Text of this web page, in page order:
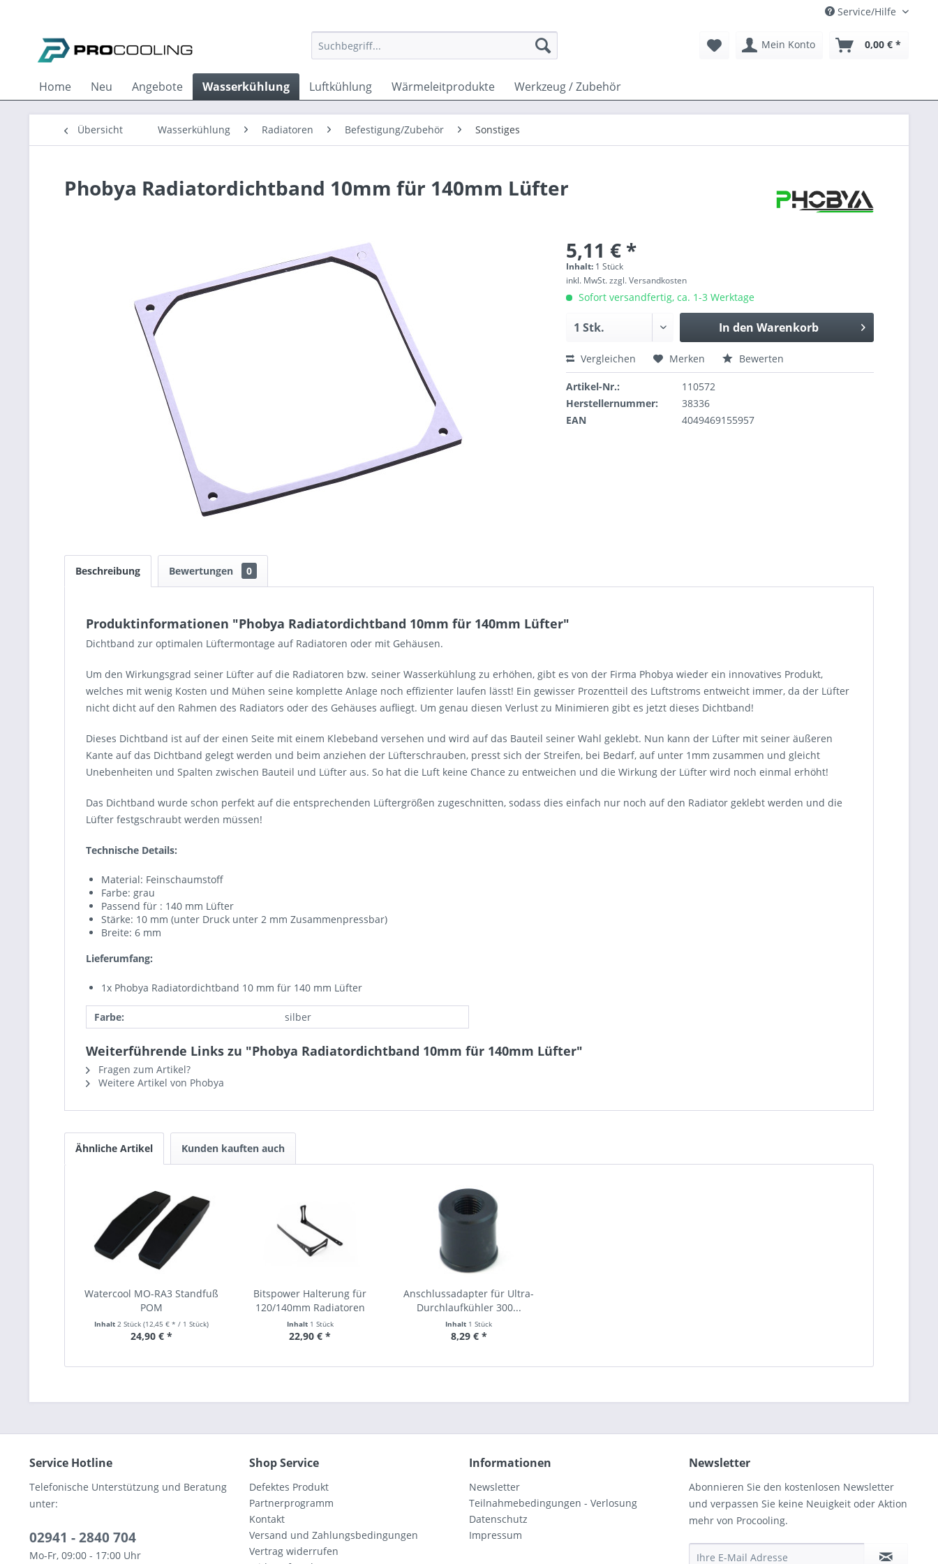
Service/Hilfe
Mein Konto 0,00 € *
Home Neu Angebote Wasserkühlung Luftkühlung Wärmeleitprodukte Werkzeug / Zubehör
Übersicht Wasserkühlung Radiatoren Befestigung/Zubehör Sonstiges
Phobya Radiatordichtband 10mm für 140mm Lüfter
5,11 € *
Inhalt: 1 Stück
inkl. MwSt.zzgl. Versandkosten
Sofort versandfertig, ca. 1-3 Werktage
In den Warenkorb
Vergleichen Merken Bewerten
Artikel-Nr.:
110572
Herstellernummer:
38336
EAN
4049469155957
Beschreibung Bewertungen 0
Produktinformationen "Phobya Radiatordichtband 10mm für 140mm Lüfter"
Dichtband zur optimalen Lüftermontage auf Radiatoren oder mit Gehäusen.
Um den Wirkungsgrad seiner Lüfter auf die Radiatoren bzw. seiner Wasserkühlung zu erhöhen, gibt es von der Firma Phobya wieder ein innovatives Produkt,
welches mit wenig Kosten und Mühen seine komplette Anlage noch effizienter laufen lässt! Ein gewisser Prozentteil des Luftstroms entweicht immer, da der Lüfter
nicht dicht auf den Rahmen des Radiators oder des Gehäuses aufliegt. Um genau diesen Verlust zu Minimieren gibt es jetzt dieses Dichtband!
Dieses Dichtband ist auf der einen Seite mit einem Klebeband versehen und wird auf das Bauteil seiner Wahl geklebt. Nun kann der Lüfter mit seiner äußeren
Kante auf das Dichtband gelegt werden und beim anziehen der Lüfterschrauben, presst sich der Streifen, bei Bedarf, auf unter 1mm zusammen und gleicht
Unebenheiten und Spalten zwischen Bauteil und Lüfter aus. So hat die Luft keine Chance zu entweichen und die Wirkung der Lüfter wird noch einmal erhöht!
Das Dichtband wurde schon perfekt auf die entsprechenden Lüftergrößen zugeschnitten, sodass dies einfach nur noch auf den Radiator geklebt werden und die
Lüfter festgschraubt werden müssen!
Technische Details:
Material: Feinschaumstoff
Farbe: grau
Passend für : 140 mm Lüfter
Stärke: 10 mm (unter Druck unter 2 mm Zusammenpressbar)
Breite: 6 mm
Lieferumfang:
1x Phobya Radiatordichtband 10 mm für 140 mm Lüfter
Farbe: silber
Weiterführende Links zu "Phobya Radiatordichtband 10mm für 140mm Lüfter"
Fragen zum Artikel?
Weitere Artikel von Phobya
Ähnliche Artikel Kunden kauften auch
Watercool MO-RA3 Standfuß
POM
Inhalt 2 Stück (12,45 € * / 1 Stück)
24,90 € *
Bitspower Halterung für
120/140mm Radiatoren
Inhalt 1 Stück
22,90 € *
Anschlussadapter für Ultra-
Durchlaufkühler 300...
Inhalt 1 Stück
8,29 € *
Service Hotline
Telefonische Unterstützung und Beratung
unter:
02941 - 2840 704
Mo-Fr, 09:00 - 17:00 Uhr
Shop Service
Defektes Produkt
Partnerprogramm
Kontakt
Versand und Zahlungsbedingungen
Vertrag widerrufen
Informationen
Newsletter
Teilnahmebedingungen - Verlosung
Datenschutz
Impressum
Newsletter
Abonnieren Sie den kostenlosen Newsletter
und verpassen Sie keine Neuigkeit oder Aktion
mehr von Procooling.